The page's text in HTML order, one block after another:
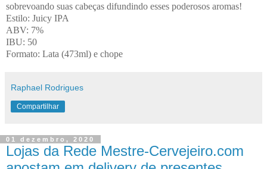
sobrevoando suas cabeças difundindo esses poderosos aromas!
Estilo: Juicy IPA
ABV: 7%
IBU: 50
Formato: Lata (473ml) e chope
Raphael Rodrigues
Compartilhar
01 dezembro, 2020
Lojas da Rede Mestre-Cervejeiro.com